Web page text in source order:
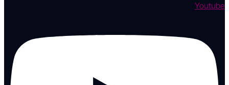
Youtube